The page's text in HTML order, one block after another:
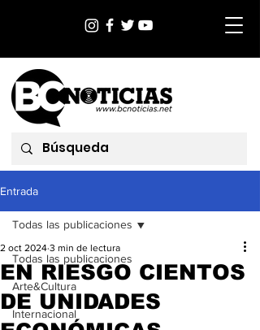
Entrada
Todas las publicaciones
Arte&Cultura
Internacional
Todas las publicaciones
EN RIESGO CIENTOS
DE UNIDADES
2 oct 2024 3 min de lectura